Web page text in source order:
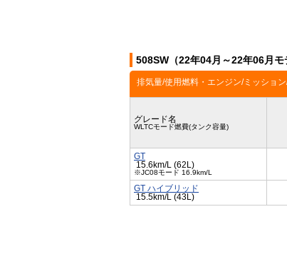
508SW（22年04月～22年06月
排気量/使用燃料・エンジン/ミッショ
グレード名
WLTCモード燃費(タンク容量)
GT
15.6km/L (62L)
※JC08モード 16.9km/L
GT ハイブリッド
15.5km/L (43L)